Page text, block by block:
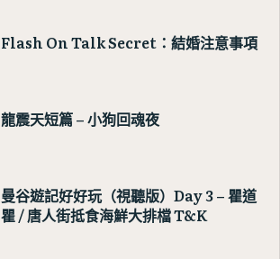
Flash On Talk Secret：結婚注意事項
龍震天短篇 – 小狗回魂夜
曼谷遊記好好玩（視聽版）Day 3 – 瞿道
瞿 / 唐人街抵食海鮮大排檔 T&K